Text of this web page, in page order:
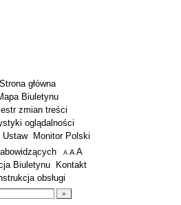
Strona główna
Biuletynu
zmian treści
oglądalności
Ustaw
Monitor Polski
A pomniejsz czcionkę
A standardowy rozmiar czcionki
A
Biuletynu
Kontakt
obsługi